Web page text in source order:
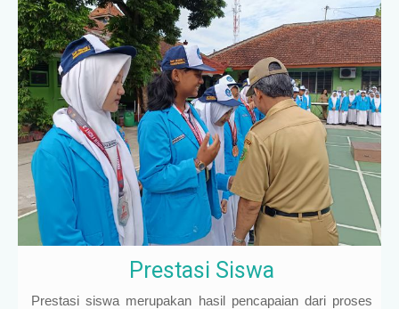
Prestasi Siswa
Prestasi siswa merupakan hasil pencapaian dari proses